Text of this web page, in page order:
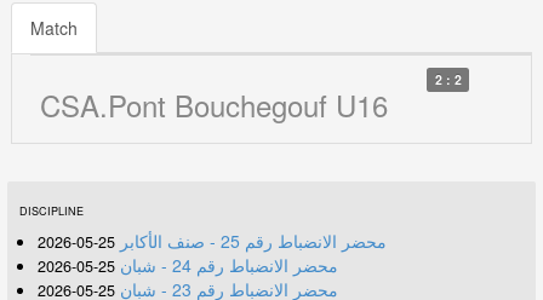
Match
CSA.Pont Bouchegouf U16
2 : 2
DISCIPLINE
محضر الانضباط رقم 25 - صنف الأكابر 25-05-2026
محضر الانضباط رقم 24 - شبان 25-05-2026
محضر الانضباط رقم 23 - شبان 25-05-2026